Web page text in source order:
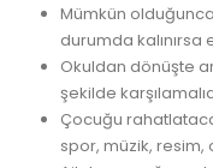
Mümkün
durumda
Okuldan dönüşte
şekilde
Çocuğu
spor, müzik,